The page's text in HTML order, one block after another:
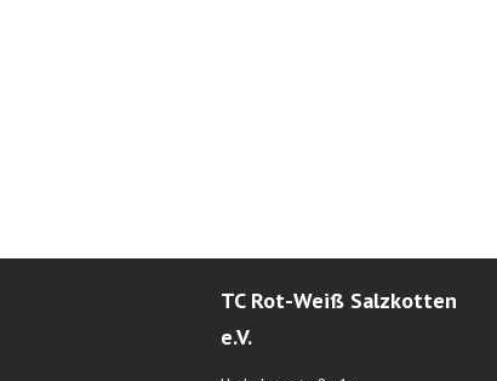
TC Rot-Weiß Salzkotten
e.V.